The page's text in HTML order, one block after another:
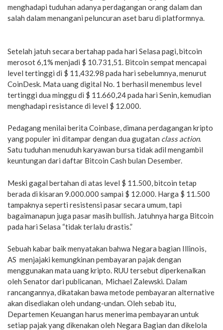
menghadapi tuduhan adanya perdagangan orang dalam dan
salah dalam menangani peluncuran aset baru di platformnya.
Setelah jatuh secara bertahap pada hari Selasa pagi, bitcoin
merosot 6,1% menjadi $ 10.731,51. Bitcoin sempat mencapai
level tertinggi di $ 11,432.98 pada hari sebelumnya, menurut
CoinDesk. Mata uang digital No. 1 berhasil menembus level
tertinggi dua minggu di $ 11.660,24 pada hari Senin, kemudian
menghadapi resistance di level $ 12.000.
Pedagang menilai berita Coinbase, dimana perdagangan kripto
yang populer ini ditampar dengan dua gugatan class action.
Satu tuduhan menuduh karyawan bursa tidak adil mengambil
keuntungan dari daftar Bitcoin Cash bulan Desember.
Meski gagal bertahan di atas level $ 11.500, bitcoin tetap
berada di kisaran 9.000.000 sampai $ 12.000. Harga $ 11.500
tampaknya seperti resistensi pasar secara umum, tapi
bagaimanapun juga pasar masih bullish. Jatuhnya harga Bitcoin
pada hari Selasa “tidak terlalu drastis.”
Sebuah kabar baik menyatakan bahwa Negara bagian Illinois,
AS menjajaki kemungkinan pembayaran pajak dengan
menggunakan mata uang kripto. RUU tersebut diperkenalkan
oleh Senator dari publicanan, Michael Zalewski. Dalam
rancangannya, dikatakan bawa metode pembayaran alternative
akan disediakan oleh undang-undan. Oleh sebab itu,
Departemen Keuangan harus menerima pembayaran untuk
setiap pajak yang dikenakan oleh Negara Bagian dan dikelola